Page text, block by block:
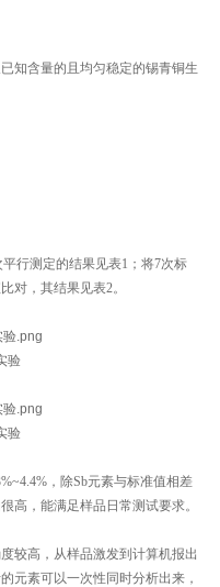
知含量的且均匀稳定的锡青铜生
行测定的结果见表1；将7次标
对，其结果见表2。
验
验
，除Sb元素与标准值相差
高，能满足样品日常测试要求。
较高，从样品激发到计算机报出
元素可以一次性同时分析出来，